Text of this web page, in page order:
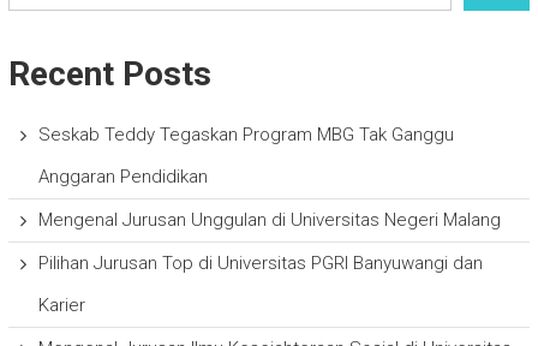
Recent Posts
Seskab Teddy Tegaskan Program MBG Tak Ganggu
Anggaran Pendidikan
Mengenal Jurusan Unggulan di Universitas Negeri Malang
Pilihan Jurusan Top di Universitas PGRI Banyuwangi dan
Karier